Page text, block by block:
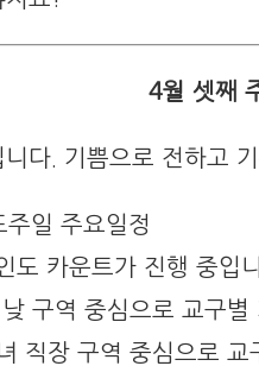
4월 셋째
다. 기쁨으로 전하고
일 주요일정
카운트가 진행 중입
구역 중심으로 교구별
직장 구역 중심으로 교